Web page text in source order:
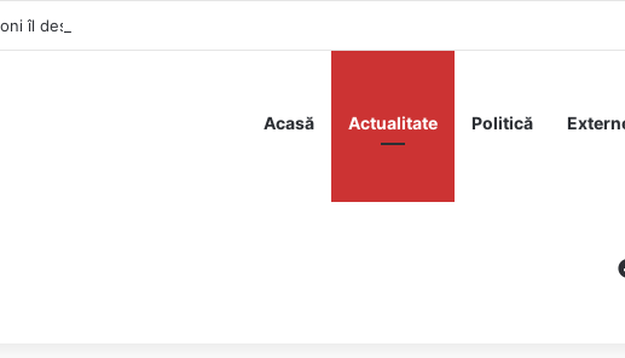
îl desființează pe Nicușor Dan: „Produsul sistemului, omul rău și răzbunător de
Acasă Actualitate Politică